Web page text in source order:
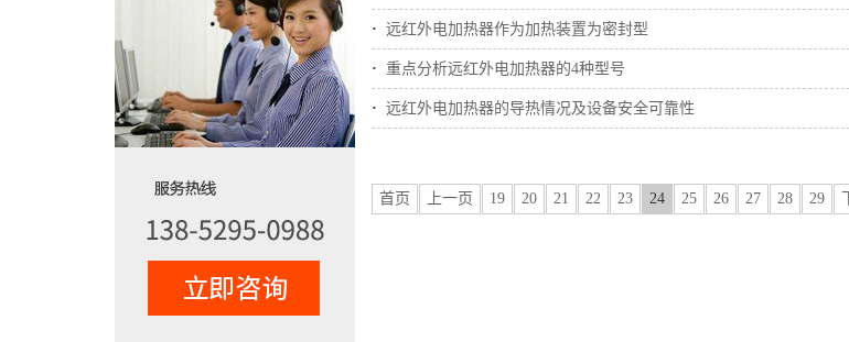
· 远红外电加热器作为加热装置为密封型
· 重点分析远红外电加热器的4种型号
· 远红外电加热器的导热情况及设备安全可靠性
首页 上一页 19 20 21 22 23 24 25 26 27 28 29